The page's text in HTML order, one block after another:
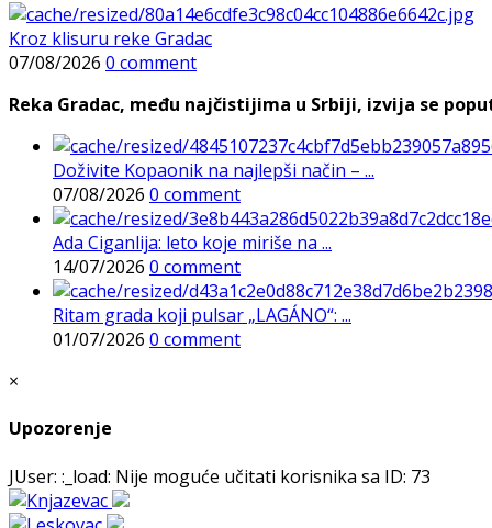
Kroz klisuru reke Gradac
07/08/2026 0 comment
Reka Gradac, među najčistijima u Srbiji, izvija se
Doživite Kopaonik na najlepši način – ...
07/08/2026 0 comment
Ada Ciganlija: leto koje miriše na ...
14/07/2026 0 comment
Ritam grada koji pulsar „LAGÁNO“: ...
01/07/2026 0 comment
×
Upozorenje
JUser: :_load: Nije moguće učitati korisnika sa ID: 73